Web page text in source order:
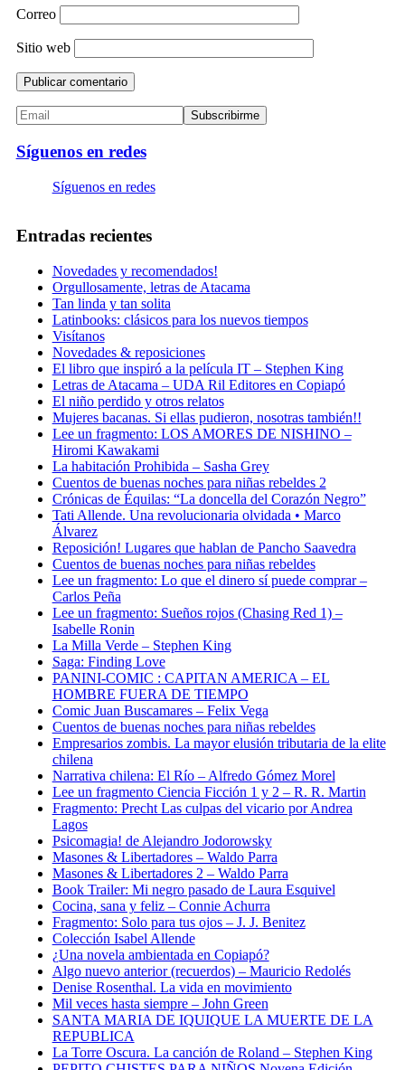
Correo
Sitio web
Síguenos en redes
Síguenos en redes
Entradas recientes
Novedades y recomendados!
Orgullosamente, letras de Atacama
Tan linda y tan solita
Latinbooks: clásicos para los nuevos tiempos
Visítanos
Novedades & reposiciones
El libro que inspiró a la película IT – Stephen King
Letras de Atacama – UDA Ril Editores en Copiapó
El niño perdido y otros relatos
Mujeres bacanas. Si ellas pudieron, nosotras también!!
Lee un fragmento: LOS AMORES DE NISHINO –
Hiromi Kawakami
La habitación Prohibida – Sasha Grey
Cuentos de buenas noches para niñas rebeldes 2
Crónicas de Équilas: “La doncella del Corazón Negro”
Tati Allende. Una revolucionaria olvidada • Marco
Álvarez
Reposición! Lugares que hablan de Pancho Saavedra
Cuentos de buenas noches para niñas rebeldes
Lee un fragmento: Lo que el dinero sí puede comprar –
Carlos Peña
Lee un fragmento: Sueños rojos (Chasing Red 1) –
Isabelle Ronin
La Milla Verde – Stephen King
Saga: Finding Love
PANINI-COMIC : CAPITAN AMERICA – EL
HOMBRE FUERA DE TIEMPO
Comic Juan Buscamares – Felix Vega
Cuentos de buenas noches para niñas rebeldes
Empresarios zombis. La mayor elusión tributaria de la elite
chilena
Narrativa chilena: El Río – Alfredo Gómez Morel
Lee un fragmento Ciencia Ficción 1 y 2 – R. R. Martin
Fragmento: Precht Las culpas del vicario por Andrea
Lagos
Psicomagia! de Alejandro Jodorowsky
Masones & Libertadores – Waldo Parra
Masones & Libertadores 2 – Waldo Parra
Book Trailer: Mi negro pasado de Laura Esquivel
Cocina, sana y feliz – Connie Achurra
Fragmento: Solo para tus ojos – J. J. Benitez
Colección Isabel Allende
¿Una novela ambientada en Copiapó?
Algo nuevo anterior (recuerdos) – Mauricio Redolés
Denise Rosenthal. La vida en movimiento
Mil veces hasta siempre – John Green
SANTA MARIA DE IQUIQUE LA MUERTE DE LA
REPUBLICA
La Torre Oscura. La canción de Roland – Stephen King